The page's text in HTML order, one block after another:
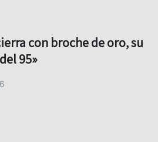
con broche de oro, su
95»